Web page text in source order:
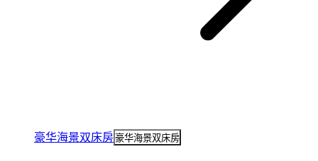
豪华海景双床房 豪华海景双床房